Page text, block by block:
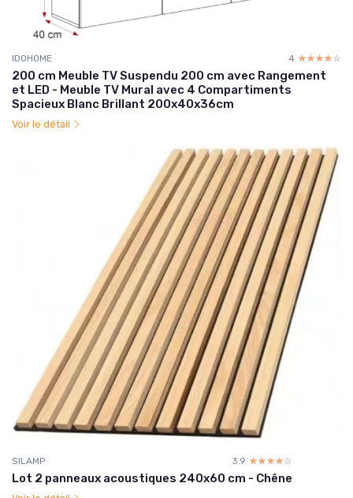
IDOHOME 4 ☆☆☆☆☆
★★★★★
200 cm Meuble TV Suspendu 200 cm avec Rangement
et LED - Meuble TV Mural avec 4 Compartiments
Spacieux Blanc Brillant 200x40x36cm
Voir le détail
SILAMP 3.9 ☆☆☆☆☆
★★★★★
Lot 2 panneaux acoustiques 240x60 cm - Chêne